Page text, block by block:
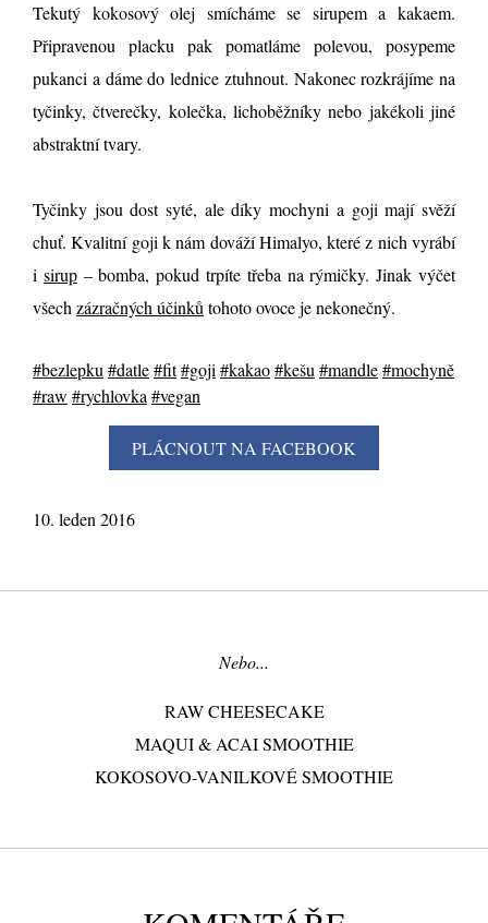
Tekutý kokosový olej smícháme se sirupem a kakaem.
Připravenou placku pak pomatláme polevou, posypeme
pukanci a dáme do lednice ztuhnout. Nakonec rozkrájíme na
tyčinky, čtverečky, kolečka, lichoběžníky nebo jakékoli jiné
abstraktní tvary.
Tyčinky jsou dost syté, ale díky mochyni a goji mají svěží
chuť. Kvalitní goji k nám dováží Himalyo, které z nich vyrábí
i sirup– bomba, pokud trpíte třeba na rýmičky. Jinak výčet
všechzázračných účinkůtohoto ovoce je nekonečný.
#bezlepku#datle#fit#goji#kakao#kešu#mandle#mochyně
#raw #rychlovka#vegan
10. leden 2016
Nebo...
RAW CHEESECAKE
MAQUI & ACAI SMOOTHIE
KOKOSOVO-VANILKOVÉ SMOOTHIE